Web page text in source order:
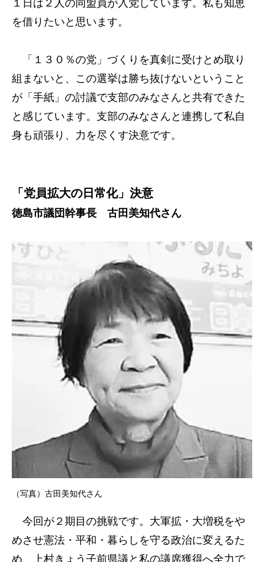
１日は２人の同盟員が入党しています。私も知恵
を借りたいと思います。
「１３０％の党」づくりを真剣に受けとめ取り
組まないと、この選挙は勝ち抜けないということ
が「手紙」の討議で支部のみなさんと共有できた
と感じています。支部のみなさんと連携して私自
身も頑張り、力を尽くす決意です。
「党員拡大の日常化」決意
徳島市議団幹事長 古田美知代さん
（写真）古田美知代さん
今回が２期目の挑戦です。大軍拡・大増税をや
めさせ憲法・平和・暮らしを守る政治に変えるた
め、上村きょう子前県議と私の議席獲得へ全力で